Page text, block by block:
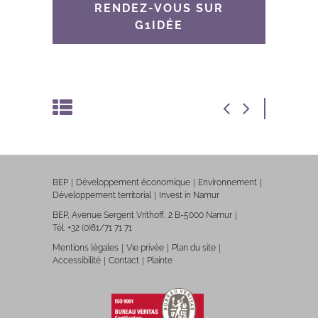
RENDEZ-VOUS SUR
G1IDÉE
BEP Développement économique
Environnement
Développement territorial
Invest in Namur
BEP, Avenue Sergent Vrithoff, 2 B-5000 Namur
Tél. +32 (0)81/71 71 71
Mentions légales
Vie privée
Plan du site
Accessibilité
Contact Plainte